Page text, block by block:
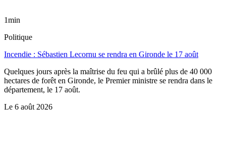
1min
Politique
Incendie : Sébastien Lecornu se rendra en Gironde le 17 août
Quelques jours après la maîtrise du feu qui a brûlé plus de 40 000
hectares de forêt en Gironde, le Premier ministre se rendra dans le
département, le 17 août.
Le 6 août 2026